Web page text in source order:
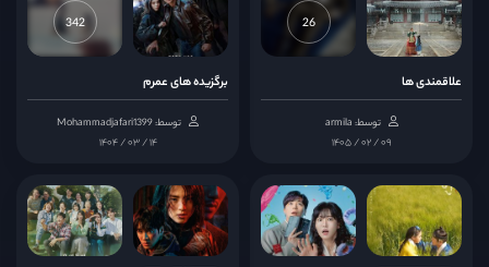
قسمت 13
قسمت 15
قسمت 16
26
علاقمندی ها
توسط: armila
۱۴۰۵ / ۰۲ / ۰۹
342
برگزیده های عمرم
توسط: Mohammadjafari1399
۱۴۰۴ / ۰۳ / ۱۴